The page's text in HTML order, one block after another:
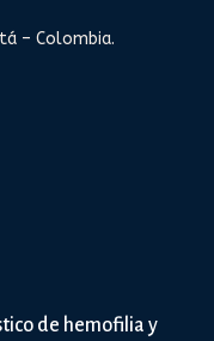
– Colombia.
de hemofilia y